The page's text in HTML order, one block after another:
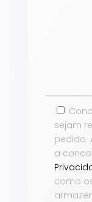
sejam
pedido.
a
como